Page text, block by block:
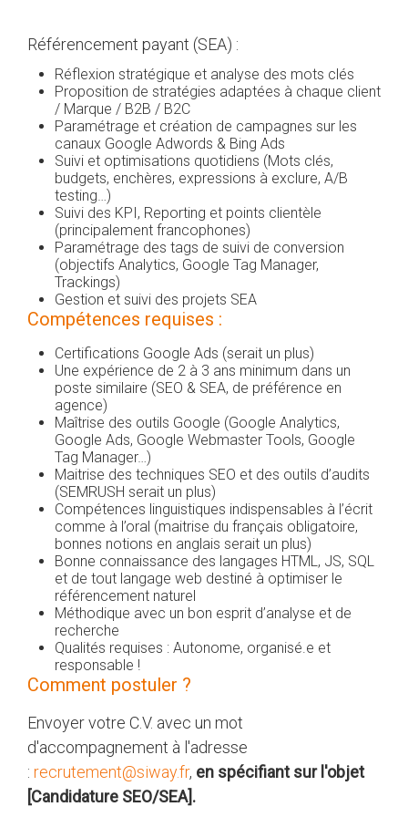
Référencement payant (SEA) :
Réflexion stratégique et analyse des mots clés
Proposition de stratégies adaptées à chaque client
/ Marque / B2B / B2C
Paramétrage et création de campagnes sur les
canaux Google Adwords & Bing Ads
Suivi et optimisations quotidiens (Mots clés,
budgets, enchères, expressions à exclure, A/B
testing…)
Suivi des KPI, Reporting et points clientèle
(principalement francophones)
Paramétrage des tags de suivi de conversion
(objectifs Analytics, Google Tag Manager,
Trackings)
Gestion et suivi des projets SEA
Compétences requises :
Certifications Google Ads (serait un plus)
Une expérience de 2 à 3 ans minimum dans un
poste similaire (SEO & SEA, de préférence en
agence)
Maîtrise des outils Google (Google Analytics,
Google Ads, Google Webmaster Tools, Google
Tag Manager…)
Maitrise des techniques SEO et des outils d’audits
(SEMRUSH serait un plus)
Compétences linguistiques indispensables à l’écrit
comme à l’oral (maitrise du français obligatoire,
bonnes notions en anglais serait un plus)
Bonne connaissance des langages HTML, JS, SQL
et de tout langage web destiné à optimiser le
référencement naturel
Méthodique avec un bon esprit d’analyse et de
recherche
Qualités requises : Autonome, organisé.e et
responsable !
Comment postuler ?
Envoyer votre C.V. avec un mot
d'accompagnement à l'adresse
: recrutement@siway.fr, en spécifiant sur l'objet
[Candidature SEO/SEA].